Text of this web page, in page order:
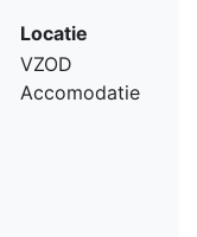
Locatie
VZOD
Accomodatie